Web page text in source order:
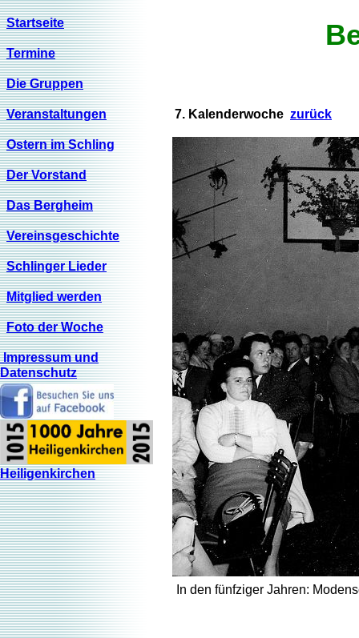
Startseite
Termine
Die Gruppen
Veranstaltungen
Ostern im Schling
Der Vorstand
Das Bergheim
Vereinsgeschichte
Schlinger Lieder
Mitglied werden
Foto der Woche
Impressum und
Datenschutz
Heiligenkirchen
7. Kalenderwoche zurück
In den fünfziger Jahren: